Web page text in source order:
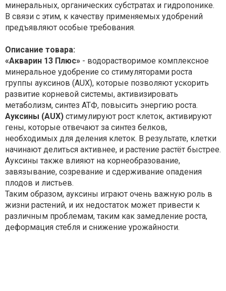
минеральных, органических субстратах и гидропонике.
В связи с этим, к качеству применяемых удобрений
предъявляют особые требования.
Описание товара:
«Акварин 13 Плюс» - водорастворимое комплексное
минеральное удобрение со стимуляторами роста
группы ауксинов (AUX), которые позволяют ускорить
развитие корневой системы, активизировать
метаболизм, синтез АТФ, повысить энергию роста.
Ауксины (AUX) стимулируют рост клеток, активируют
гены, которые отвечают за синтез белков,
необходимых для деления клеток. В результате, клетки
начинают делиться активнее, и растение растёт быстрее.
Ауксины также влияют на корнеобразование,
завязывание, созревание и сдерживание опадения
плодов и листьев.
Таким образом, ауксины играют очень важную роль в
жизни растений, и их недостаток может привести к
различным проблемам, таким как замедление роста,
деформация стебля и снижение урожайности.